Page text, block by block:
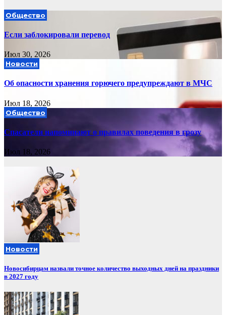
Общество
Если заблокировали перевод
Июл 30, 2026
Новости
Об опасности хранения горючего предупреждают в МЧС
Июл 18, 2026
Общество
Спасатели напоминают о правилах поведения в грозу
Июл 18, 2026
Новости
Новосибирцам назвали точное количество выходных дней на праздники
в 2027 году